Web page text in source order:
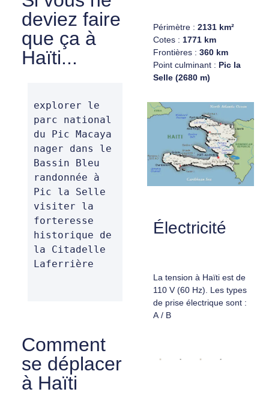
deviez faire
que ça à
Haïti...
explorer le
parc national
du Pic Macaya
nager dans le
Bassin Bleu
randonnée à
Pic la Selle
visiter la
forteresse
historique de
la Citadelle
Laferrière
Comment
se déplacer
à Haïti
Périmètre : 2131 km²
Cotes : 1771 km
Frontières : 360 km
Point culminant : Pic la
Selle (2680 m)
Électricité
La tension à Haïti est de
110 V (60 Hz). Les types
de prise électrique sont :
A / B